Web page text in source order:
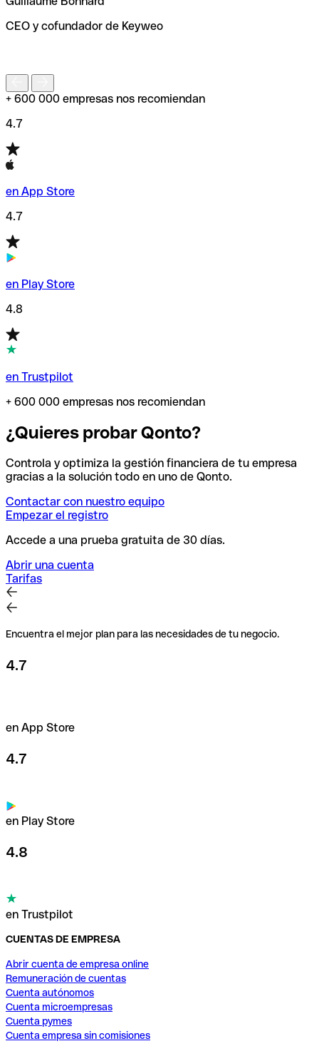
de enviar tu transferencia.
CEO y cofundador de Keyweo
+ 600 000 empresas nos recomiendan
4.7
en App Store
4.7
en Play Store
4.8
en Trustpilot
+ 600 000 empresas nos recomiendan
¿Quieres probar Qonto?
Controla y optimiza la gestión financiera de tu empresa
gracias a la solución todo en uno de Qonto.
Contactar con nuestro equipo
Empezar el registro
Accede a una prueba gratuita de 30 días.
Abrir una cuenta
Tarifas
Encuentra el mejor plan para las necesidades de tu negocio.
4.7
en App Store
4.7
en Play Store
4.8
en Trustpilot
CUENTAS DE EMPRESA
Abrir cuenta de empresa online
Remuneración de cuentas
Cuenta autónomos
Cuenta microempresas
Cuenta pymes
Cuenta empresa sin comisiones